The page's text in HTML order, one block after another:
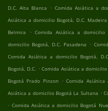
D.C. Alta Blanca
. Comida Asiática a
Asiática a domicilio Bogotá, D.C. Madeira
Belmira
. Comida Asiática a domicilio
domicilio Bogotá, D.C. Pasadena .
Comida Asiática a domicilio Bogotá,
Bogotá, D.C. . Comida Asiática a domicilio
Bogotá Prado Pinzon . Comida
Asiática a domicilio Bogotá La Sultana .
. Comida Asiática a domicilio Bogotá